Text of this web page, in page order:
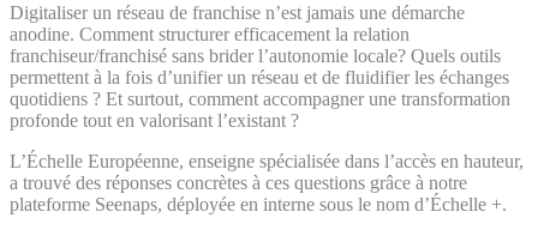
Digitaliser un réseau de franchise n’est jamais une démarche
anodine. Comment structurer efficacement la relation
franchiseur/franchisé sans brider l’autonomie locale? Quels outils
permettent à la fois d’unifier un réseau et de fluidifier les échanges
quotidiens ? Et surtout, comment accompagner une transformation
profonde tout en valorisant l’existant ?
L’Échelle Européenne, enseigne spécialisée dans l’accès en hauteur,
a trouvé des réponses concrètes à ces questions grâce à notre
plateforme Seenaps, déployée en interne sous le nom d’Échelle +.